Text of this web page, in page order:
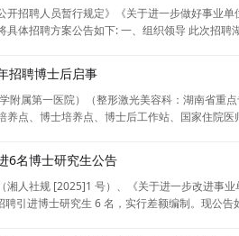
招聘人员暂行规定》《关于进一步做好事业
体招聘方案公告如下: 一、组织领导 此次招聘
招聘博士后启事
附属第一医院）（整形激光美容科：湖南省重
点、博士培养点、博士后工作站、国家住院医
6名博士研究生公告
湘人社规 [2025]1 号）、《关于进一步改进事
引进博士研究生 6 名，实行差额编制。现公告